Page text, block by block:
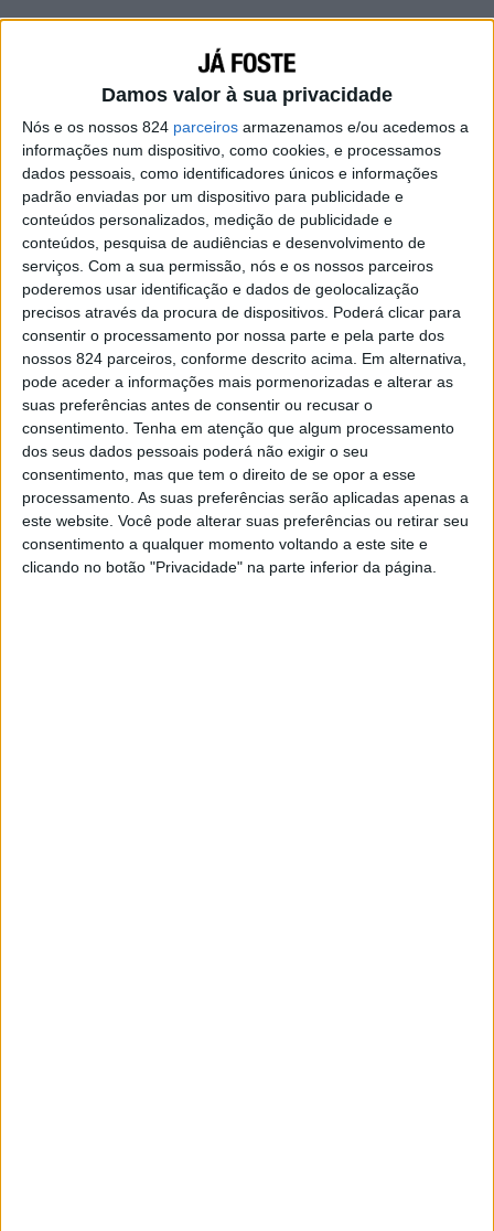
Damos valor à sua privacidade
Nós e os nossos 824 parceiros armazenamos e/ou acedemos a
informações num dispositivo, como cookies, e processamos
dados pessoais, como identificadores únicos e informações
padrão enviadas por um dispositivo para publicidade e
conteúdos personalizados, medição de publicidade e
conteúdos, pesquisa de audiências e desenvolvimento de
serviços. Com a sua permissão, nós e os nossos parceiros
poderemos usar identificação e dados de geolocalização
precisos através da procura de dispositivos. Poderá clicar para
consentir o processamento por nossa parte e pela parte dos
nossos 824 parceiros, conforme descrito acima. Em alternativa,
pode aceder a informações mais pormenorizadas e alterar as
suas preferências antes de consentir ou recusar o
consentimento. Tenha em atenção que algum processamento
dos seus dados pessoais poderá não exigir o seu
consentimento, mas que tem o direito de se opor a esse
processamento. As suas preferências serão aplicadas apenas a
este website. Você pode alterar suas preferências ou retirar seu
consentimento a qualquer momento voltando a este site e
clicando no botão "Privacidade" na parte inferior da página.
Sorriam e digam ‘obrigada’. Beijem-nos quando
não há ninguém a olhar. Mas, se vocês nos
beijarem quando sabem que alguém está a
olhar, ficaremos impressionados. Vocês não
precisam de se arrumar para nós. Para
começar, se formos sair com vocês, vocês não
precisam sentir a necessidade de colocar a